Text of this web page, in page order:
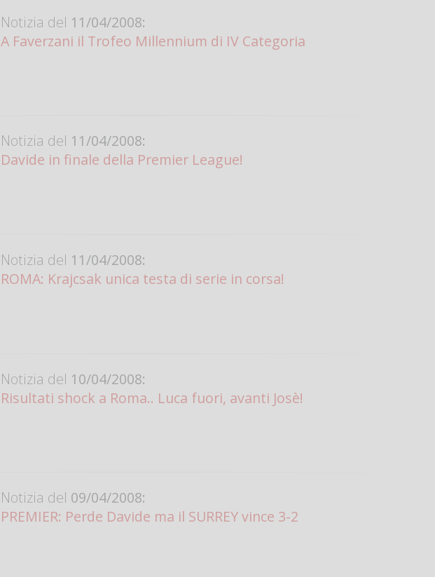
Notizia del 11/04/2008:
A Faverzani il Trofeo Millennium di IV Categoria
Notizia del 11/04/2008:
Davide in finale della Premier League!
Notizia del 11/04/2008:
ROMA: Krajcsak unica testa di serie in corsa!
Notizia del 10/04/2008:
Risultati shock a Roma.. Luca fuori, avanti Josè!
Notizia del 09/04/2008:
PREMIER: Perde Davide ma il SURREY vince 3-2